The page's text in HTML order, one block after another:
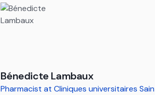
Bénedicte Lambaux
Pharmacist at Cliniques universitaires